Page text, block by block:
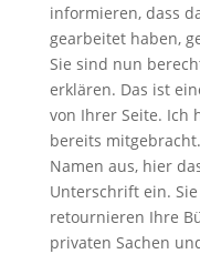
informieren, dass
gearbeitet haben,
Sie sind nun
erklären. Das ist
von Ihrer Seite. Ich
bereits
Namen aus, hier
Unterschrift ein.
retournieren Ihre
privaten Sachen